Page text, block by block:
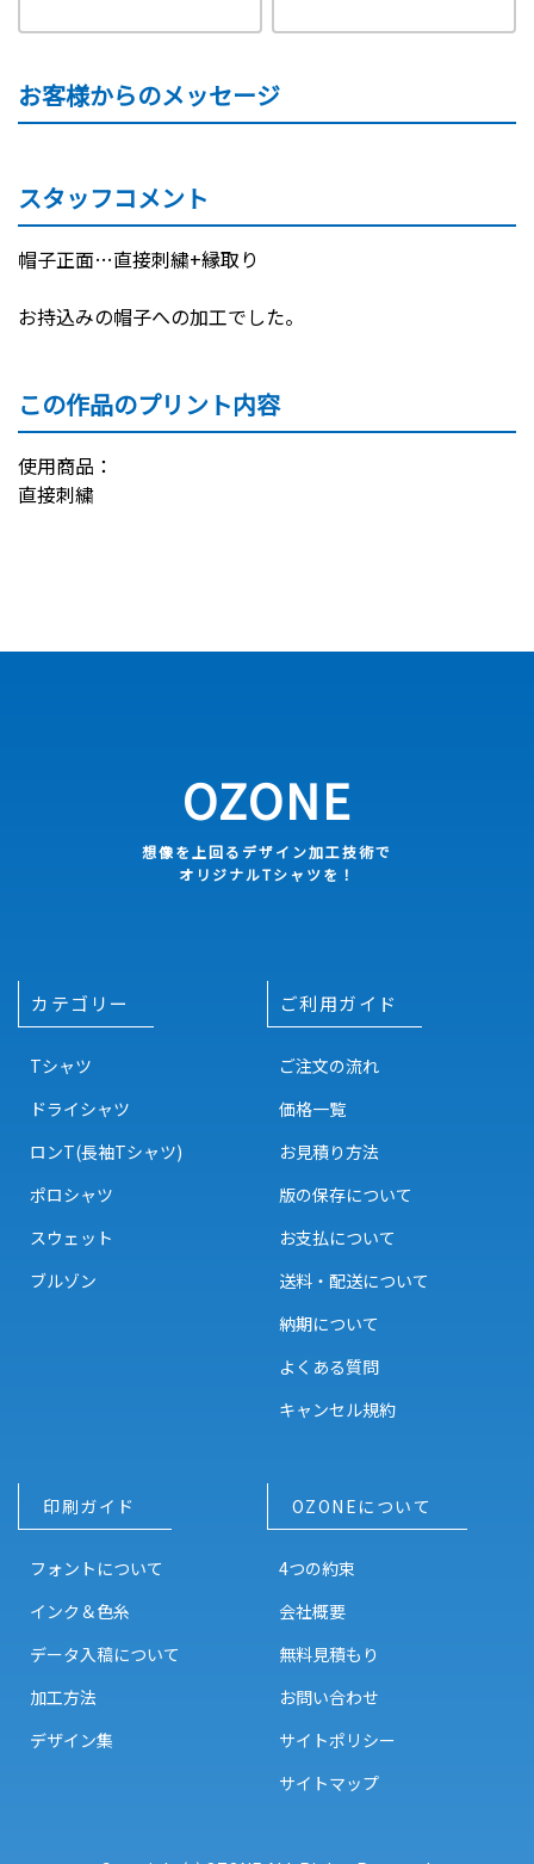
お客様からのメッセージ
スタッフコメント
帽子正面…直接刺繍+縁取り
お持込みの帽子への加工でした。
この作品のプリント内容
使用商品：
直接刺繍
OZONE
想像を上回るデザイン加工技術で
オリジナルTシャツを！
カテゴリー
Tシャツ
ドライシャツ
ロンT(長袖Tシャツ)
ポロシャツ
スウェット
ブルゾン
ご利用ガイド
ご注文の流れ
価格一覧
お見積り方法
版の保存について
お支払について
送料・配送について
納期について
よくある質問
キャンセル規約
印刷ガイド
フォントについて
インク＆色糸
データ入稿について
加工方法
デザイン集
OZONEについて
4つの約束
会社概要
無料見積もり
お問い合わせ
サイトポリシー
サイトマップ